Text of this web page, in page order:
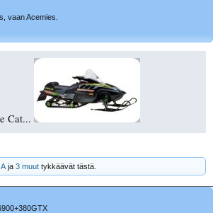
vaan Acemies.
Cat...
ja 3 muut tykkäävät tästä.